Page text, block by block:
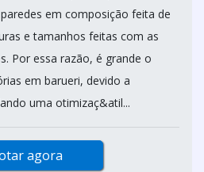
em composição feita de
e tamanhos feitas com as
Por essa razão, é grande o
em barueri, devido a
uma otimizaç&atil...
agora